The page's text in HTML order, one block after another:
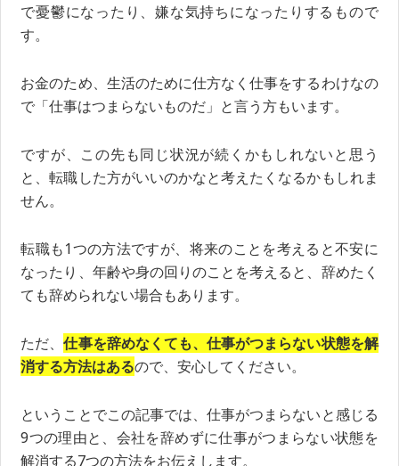
で憂鬱になったり、嫌な気持ちになったりするもので
す。
お金のため、生活のために仕方なく仕事をするわけなの
で「仕事はつまらないものだ」と言う方もいます。
ですが、この先も同じ状況が続くかもしれないと思う
と、転職した方がいいのかなと考えたくなるかもしれま
せん。
転職も1つの方法ですが、将来のことを考えると不安に
なったり、年齢や身の回りのことを考えると、辞めたく
ても辞められない場合もあります。
ただ、仕事を辞めなくても、仕事がつまらない状態を解
消する方法はあるので、安心してください。
ということでこの記事では、仕事がつまらないと感じる
9つの理由と、会社を辞めずに仕事がつまらない状態を
解消する7つの方法をお伝えします。